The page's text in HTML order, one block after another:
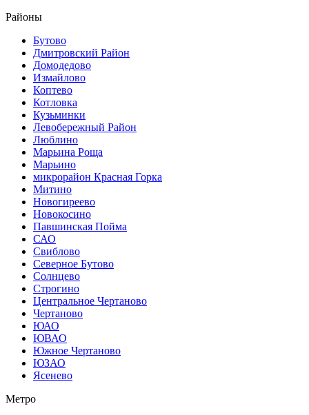
Районы
Бутово
Дмитровский Район
Домодедово
Измайлово
Коптево
Котловка
Кузьминки
Левобережный Район
Люблино
Марьина Роща
Марьино
микрорайон Красная Горка
Митино
Новогиреево
Новокосино
Павшинская Пойма
САО
Свиблово
Северное Бутово
Солнцево
Строгино
Центральное Чертаново
Чертаново
ЮАО
ЮВАО
Южное Чертаново
ЮЗАО
Ясенево
Метро